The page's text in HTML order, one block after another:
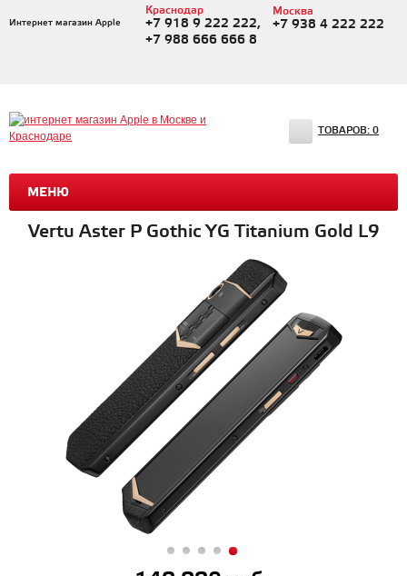
Интернет магазин Apple
Краснодар
+7 918 9 222 222,
+7 988 666 666 8
Москва
+7 938 4 222 222
МЕНЮ
ТОВАРОВ: 0
Vertu Aster P Gothic YG Titanium Gold L9